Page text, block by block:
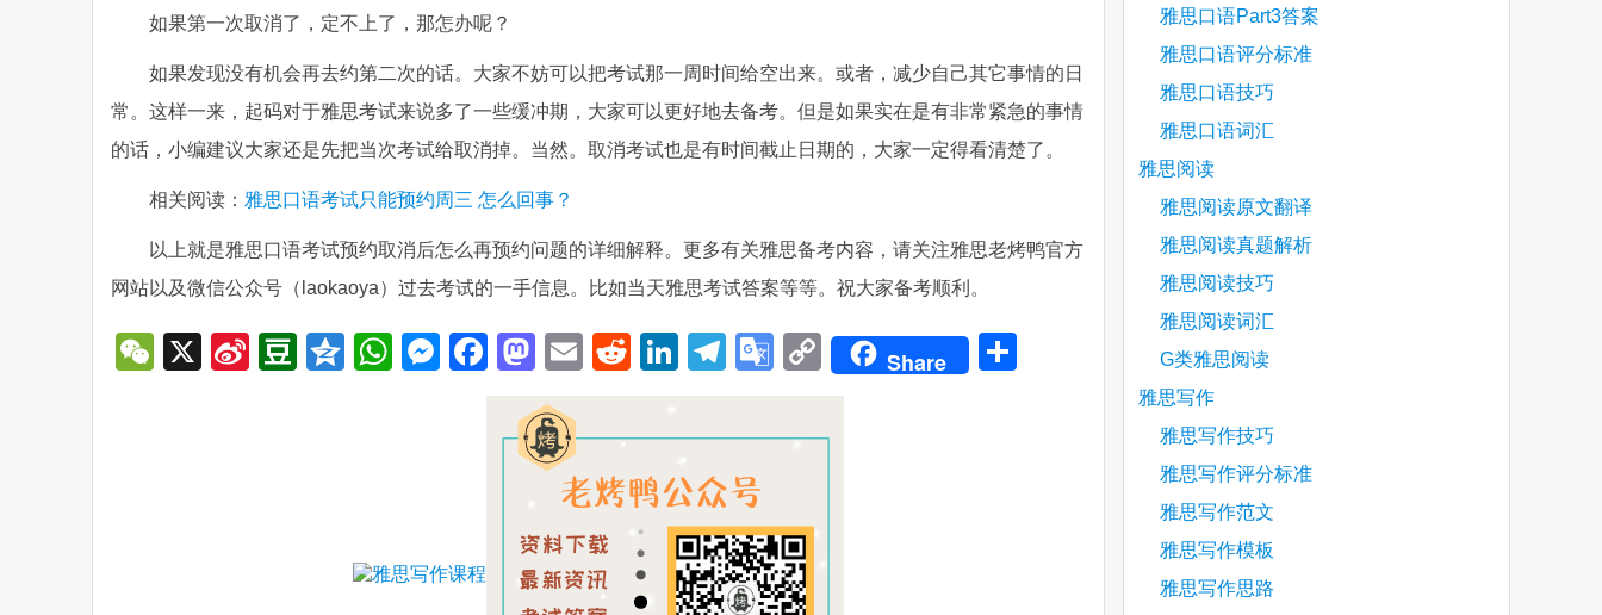
如果第一次取消了，定不上了，那怎办呢？
如果发现没有机会再去约第二次的话。大家不妨可以把考试那一周时间给空出来。或者，减少自己其它事情的日
常。这样一来，起码对于雅思考试来说多了一些缓冲期，大家可以更好地去备考。但是如果实在是有非常紧急的事情
的话，小编建议大家还是先把当次考试给取消掉。当然。取消考试也是有时间截止日期的，大家一定得看清楚了。
相关阅读： 雅思口语考试只能预约周三 怎么回事？
以上就是雅思口语考试预约取消后怎么再预约问题的详细解释。更多有关雅思备考内容，请关注雅思老烤鸭官方
网站以及微信公众号（laokaoya）过去考试的一手信息。比如当天雅思考试答案等等。祝大家备考顺利。
WeChat
X
SinaDouban
QzoneWhatsApp
Messenger
Facebook
Mastodon
EmailRedditLinkedIn
Telegram
Google
CopyShare
雅思口语Part3答案
雅思口语评分标准
雅思口语技巧
雅思口语词汇
雅思阅读
雅思阅读原文翻译
雅思阅读真题解析
雅思阅读技巧
雅思阅读词汇
G类雅思阅读
雅思写作
雅思写作技巧
雅思写作评分标准
雅思写作范文
雅思写作模板
雅思写作思路